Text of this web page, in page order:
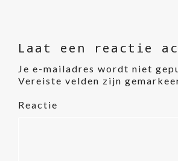
Laat een reactie
Je e-mailadres wordt niet
Vereiste velden zijn
Reactie